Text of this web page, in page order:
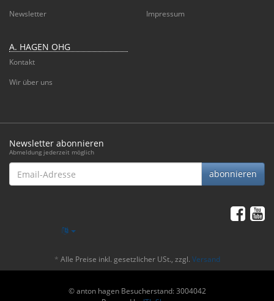
Newsletter
Impressum
A. HAGEN OHG
Kontakt
Wir über uns
Newsletter abonnieren
Abmeldung jederzeit möglich
Email-
Adresse
abonnieren
* Alle Preise inkl. gesetzlicher USt., zzgl. Versand
© anton hagenBesucherstand: 3004042